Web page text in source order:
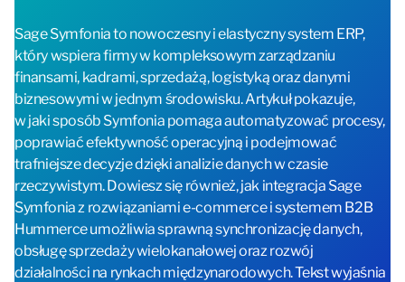
Sage Symfonia to nowoczesny i elastyczny system ERP,
który wspiera firmy w kompleksowym zarządzaniu
finansami, kadrami, sprzedażą, logistyką oraz danymi
biznesowymi w jednym środowisku. Artykuł pokazuje,
w jaki sposób Symfonia pomaga automatyzować procesy,
poprawiać efektywność operacyjną i podejmować
trafniejsze decyzje dzięki analizie danych w czasie
rzeczywistym. Dowiesz się również, jak integracja Sage
Symfonia z rozwiązaniami e-commerce i systemem B2B
Hummerce umożliwia sprawną synchronizację danych,
obsługę sprzedaży wielokanałowej oraz rozwój
działalności na rynkach międzynarodowych. Tekst wyjaśnia